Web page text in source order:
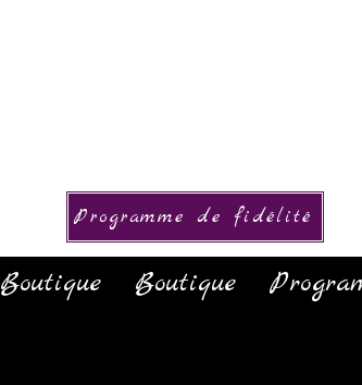
Programme de fidélité
Boutique Boutique